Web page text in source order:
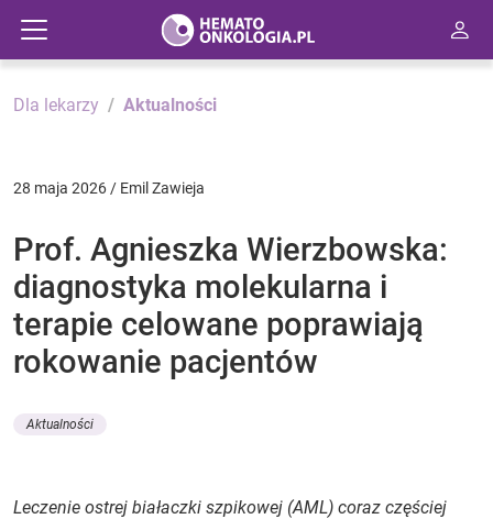
Dla lekarzy Aktualności
28 maja 2026 / Emil Zawieja
Prof. Agnieszka Wierzbowska:
diagnostyka molekularna i
terapie celowane poprawiają
rokowanie pacjentów
Aktualności
Leczenie ostrej białaczki szpikowej (AML) coraz częściej